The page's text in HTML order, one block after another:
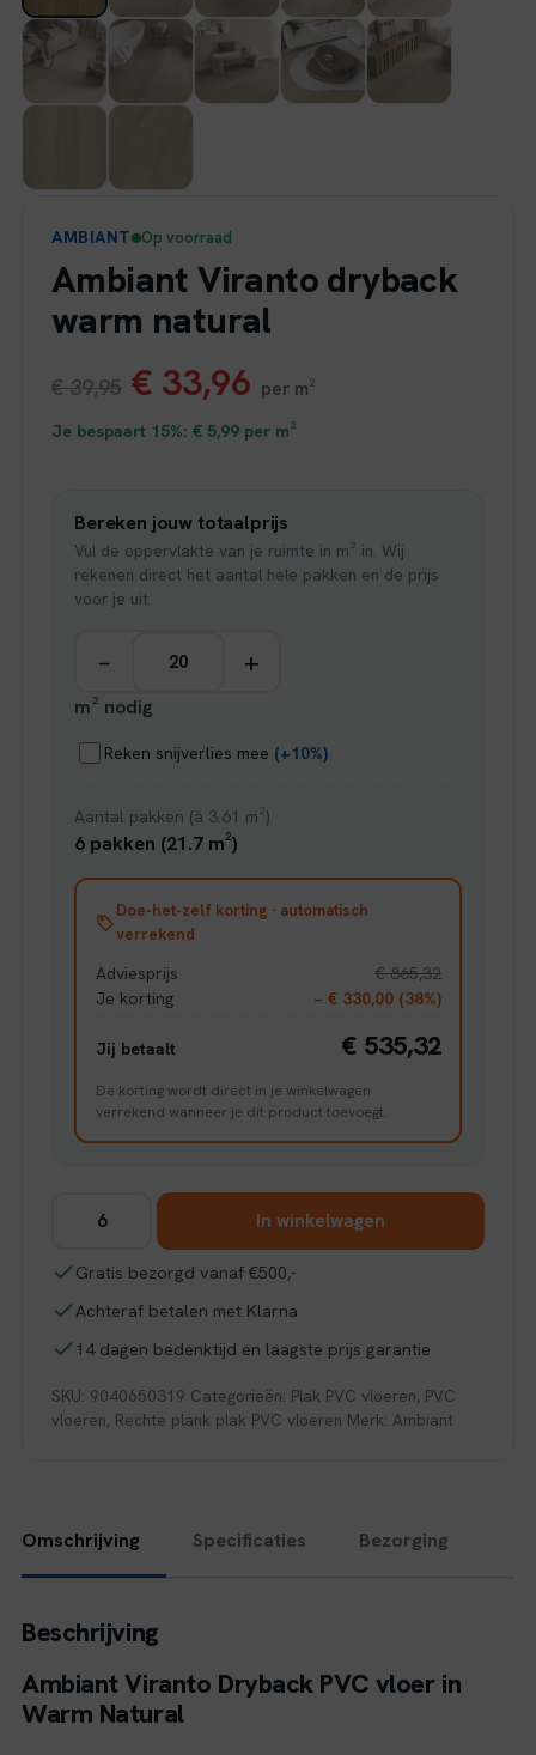
AMBIANT Op voorraad
Ambiant Viranto dryback
warm natural
€39,95 Oorspronkelijke
prijs
€ 39,95.
€ 33,96 Huidige
prijs
€ 33,96.
per m²
Je bespaart 15%: € 5,99 per m²
Bereken jouw totaalprijs
Vul de oppervlakte van je ruimte in m² in. Wij
rekenen direct het aantal hele pakken en de prijs
voor je uit.
− +
m² nodig
Reken snijverlies mee (+10%)
Aantal pakken (à 3.61 m²)
6 pakken (21.7 m²)
Doe-het-zelf korting · automatisch
verrekend
Adviesprijs
€ 865,32
Je korting
− € 330,00 (38%)
Jij betaalt € 535,32
De korting wordt direct in je winkelwagen
verrekend wanneer je dit product toevoegt.
Viranto
dryback
natural
aantal
In winkelwagen
Gratis bezorgd vanaf €500,-
Achteraf betalen met Klarna
14 dagen bedenktijd en laagste prijs garantie
SKU: 9040650319 Categorieën: Plak PVC vloeren, PVC
vloeren, Rechte plank plak PVC vloeren Merk: Ambiant
Omschrijving Specificaties Bezorging
Beschrijving
Ambiant Viranto Dryback PVC vloer in
Warm Natural